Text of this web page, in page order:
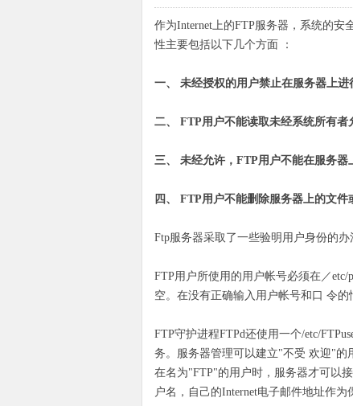
作为Internet上的FTP服务器，系统的
性主要包括以下几个方面 ：
一、 未经授权的用户禁止在服务器上进
二、 FTP用户不能读取未经系统所有者
三、 未经允许，FTP用户不能在服务器
四、 FTP用户不能删除服务器上的文件
Ftp服务器采取了一些验明用户身份的
FTP用户所使用的用户帐号必须在／
空。在没有正确输入用户帐号和口 令的
FTP守护进程FTPd还使用一个/etc/
务。服务器管理可以建立"不受 欢迎"的
在名为"FTP"的用户时，服务器才可以
户名，自己的Internet电子邮件地址作为